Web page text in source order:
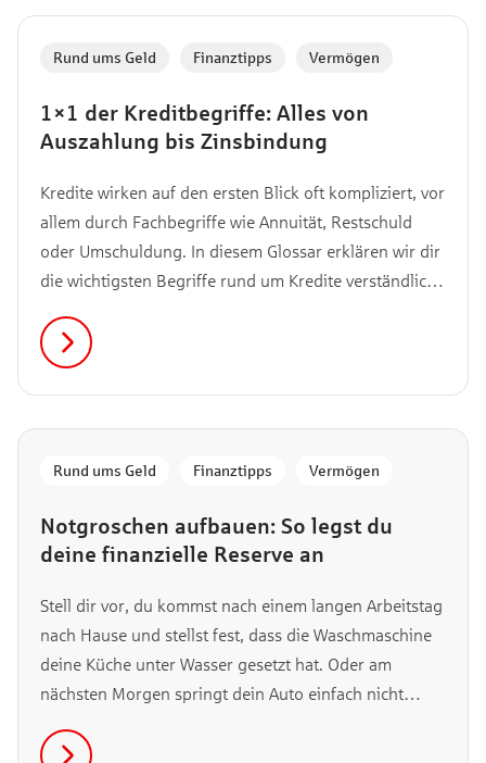
1×1 der Kreditbegriffe: Alles von
Auszahlung bis Zinsbindung
Rund ums Geld Finanztipps Vermögen
Kredite wirken auf den ersten Blick oft kompliziert, vor
allem durch Fachbegriffe wie Annuität, Restschuld
oder Umschuldung. In diesem Glossar erklären wir dir
die wichtigsten Begriffe rund um Kredite verständlich
scrolle nach unten, um direkt den passenden Begriff
zu finden.
Notgroschen aufbauen: So legst du
deine finanzielle Reserve an
Rund ums Geld Finanztipps Vermögen
Stell dir vor, du kommst nach einem langen Arbeitstag
nach Hause und stellst fest, dass die Waschmaschine
deine Küche unter Wasser gesetzt hat. Oder am
nächsten Morgen springt dein Auto einfach nicht
deine gesamte Finanzplanung schnell ins Wanken